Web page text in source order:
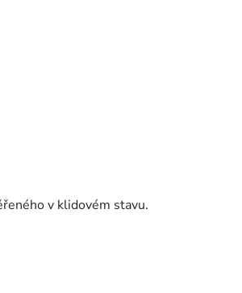
v klidovém stavu.